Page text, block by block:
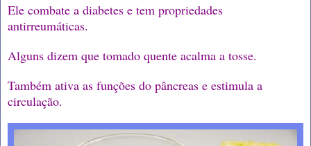
Ele combate a diabetes e tem propriedades
antirreumáticas.
Alguns dizem que tomado quente acalma a tosse.
Também ativa as funções do pâncreas e estimula a
circulação.